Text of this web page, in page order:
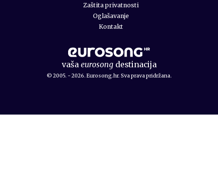
vaša eurosongdestinacija
© 2005. - 2026. Eurosong.hr. Sva prava pridržana.
Zaštita privatnosti
Oglašavanje
Kontakt